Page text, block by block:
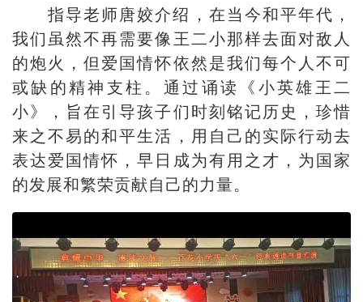
指导老师唐姣介绍，在当今和平年代，
我们虽然不再需要像王二小那样去面对敌人
的炮火，但爱国情怀依然是我们每个人不可
或缺的精神支柱。通过诵读《小英雄王二
小》，旨在引导孩子们时刻铭记历史，珍惜
来之不易的和平生活，用自己的实际行动去
表达爱国情怀，早日成为有用之才，为国家
的发展和繁荣贡献自己的力量。